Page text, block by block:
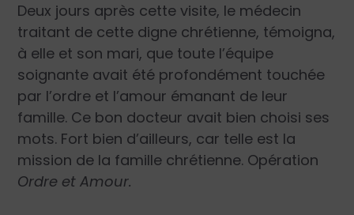
Deux jours après cette visite, le médecin
traitant de cette digne chrétienne, témoigna,
à elle et son mari, que toute l’équipe
soignante avait été profondément touchée
par l’ordre et l’amour émanant de leur
famille. Ce bon docteur avait bien choisi ses
mots. Fort bien d’ailleurs, car telle est la
mission de la famille chrétienne. Opération
Ordre et Amour.